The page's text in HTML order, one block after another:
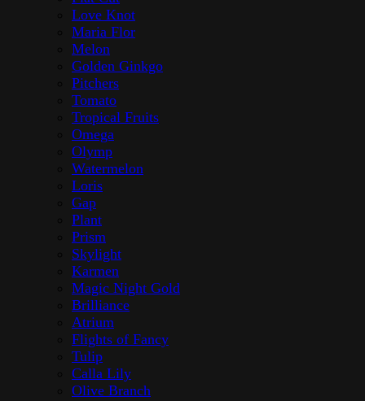
Love Knot
Maria Flor
Melon
Golden Ginkgo
Pitchers
Tomato
Tropical Fruits
Omega
Olymp
Watermelon
Loris
Gap
Plant
Prism
Skylight
Karmen
Magic Night Gold
Brilliance
Atrium
Flights of Fancy
Tulip
Calla Lily
Olive Branch